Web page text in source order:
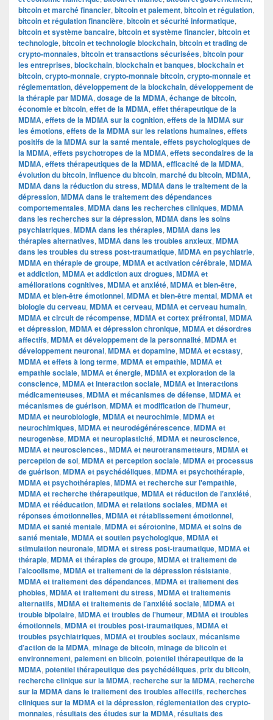
bitcoin et marché financier, bitcoin et paiement, bitcoin et régulation,
bitcoin et régulation financière, bitcoin et sécurité informatique,
bitcoin et système bancaire, bitcoin et système financier, bitcoin et
technologie, bitcoin et technologie blockchain, bitcoin et trading de
crypto-monnaies, bitcoin et transactions sécurisées, bitcoin pour
les entreprises, blockchain, blockchain et banques, blockchain et
bitcoin, crypto-monnaie, crypto-monnaie bitcoin, crypto-monnaie et
réglementation, développement de la blockchain, développement de
la thérapie par MDMA, dosage de la MDMA, échange de bitcoin,
économie et bitcoin, effet de la MDMA, effet thérapeutique de la
MDMA, effets de la MDMA sur la cognition, effets de la MDMA sur
les émotions, effets de la MDMA sur les relations humaines, effets
positifs de la MDMA sur la santé mentale, effets psychologiques de
la MDMA, effets psychotropes de la MDMA, effets secondaires de la
MDMA, effets thérapeutiques de la MDMA, efficacité de la MDMA,
évolution du bitcoin, influence du bitcoin, marché du bitcoin, MDMA,
MDMA dans la réduction du stress, MDMA dans le traitement de la
dépression, MDMA dans le traitement des dépendances
comportementales, MDMA dans les recherches cliniques, MDMA
dans les recherches sur la dépression, MDMA dans les soins
psychiatriques, MDMA dans les thérapies, MDMA dans les
thérapies alternatives, MDMA dans les troubles anxieux, MDMA
dans les troubles du stress post-traumatique, MDMA en psychiatrie,
MDMA en thérapie de groupe, MDMA et activation cérébrale, MDMA
et addiction, MDMA et addiction aux drogues, MDMA et
améliorations cognitives, MDMA et anxiété, MDMA et bien-être,
MDMA et bien-être émotionnel, MDMA et bien-être mental, MDMA et
biologie du cerveau, MDMA et cerveau, MDMA et cerveau humain,
MDMA et circuit de récompense, MDMA et cortex préfrontal, MDMA
et dépression, MDMA et dépression chronique, MDMA et désordres
affectifs, MDMA et développement de la personnalité, MDMA et
développement neuronal, MDMA et dopamine, MDMA et ecstasy,
MDMA et effets à long terme, MDMA et empathie, MDMA et
empathie sociale, MDMA et énergie, MDMA et exploration de la
conscience, MDMA et interaction sociale, MDMA et interactions
médicamenteuses, MDMA et mécanismes de défense, MDMA et
mécanismes de guérison, MDMA et modification de l’humeur,
MDMA et neurobiologie, MDMA et neurochimie, MDMA et
neurochimiques, MDMA et neurodégénérescence, MDMA et
neurogenèse, MDMA et neuroplasticité, MDMA et neuroscience,
MDMA et neurosciences., MDMA et neurotransmetteurs, MDMA et
perception de soi, MDMA et perception sociale, MDMA et processus
de guérison, MDMA et psychédéliques, MDMA et psychothérapie,
MDMA et psychothérapies, MDMA et recherche sur l'empathie,
MDMA et recherche thérapeutique, MDMA et réduction de l’anxiété,
MDMA et rééducation, MDMA et relations sociales, MDMA et
réponses émotionnelles, MDMA et rétablissement émotionnel,
MDMA et santé mentale, MDMA et sérotonine, MDMA et soins de
santé mentale, MDMA et soutien psychologique, MDMA et
stimulation neuronale, MDMA et stress post-traumatique, MDMA et
thérapie, MDMA et thérapies de groupe, MDMA et traitement de
l’alcoolisme, MDMA et traitement de la dépression résistante,
MDMA et traitement des dépendances, MDMA et traitement des
phobies, MDMA et traitement du stress, MDMA et traitements
alternatifs, MDMA et traitements de l’anxiété sociale, MDMA et
trouble bipolaire, MDMA et troubles de l'humeur, MDMA et troubles
émotionnels, MDMA et troubles post-traumatiques, MDMA et
troubles psychiatriques, MDMA et troubles sociaux, mécanisme
d’action de la MDMA, minage de bitcoin, minage de bitcoin et
environnement, paiement en bitcoin, potentiel thérapeutique de la
MDMA, potentiel thérapeutique des psychédéliques, prix du bitcoin,
recherche clinique sur la MDMA, recherche sur la MDMA, recherche
sur la MDMA dans le traitement des troubles affectifs, recherches
cliniques sur la MDMA et la dépression, réglementation des crypto-
monnaies, résultats des études sur la MDMA, résultats des